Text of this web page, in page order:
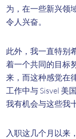
为，在一些新兴领
令人兴奋。
此外，我一直特别
着一个共同的目标
来，而这种感觉在
工作中与 Sisvel 美
我有机会与这些我
入职这几个月以来